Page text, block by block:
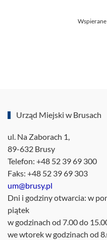
Urząd Miejski w Brusach
ul. Na Zaborach 1,
89-632 Brusy
Telefon: +48 52 39 69 300
Faks: +48 52 39 69 303
um@brusy.pl
Dni i godziny otwarcia: w
piątek
w godzinach od 7.00 do
we wtorek w godzinach od